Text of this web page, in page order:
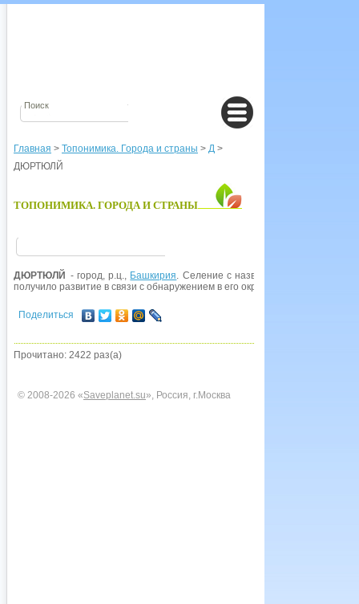
Главная > Топонимика. Города и страны > Д >
ДЮРТЮЛЙ
ТОПОНИМИКА. ГОРОДА И СТРАНЫ
ДЮРТЮЛЙ - город, р.ц., Башкирия. Селение с названием Дюртюли из
получило развитие в связи с обнаружением в его окрестностях
Поделиться
Прочитано: 2422 раз(а)
© 2008-2026 «Saveplanet.su», Россия, г.Москва